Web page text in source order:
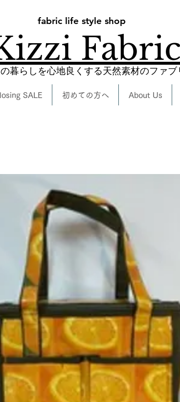
fabric life style shop
Fabric
暮らしを心地良くする天然素材のファブ
SALE 初めての方へ About Us